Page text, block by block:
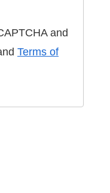
and
Terms of